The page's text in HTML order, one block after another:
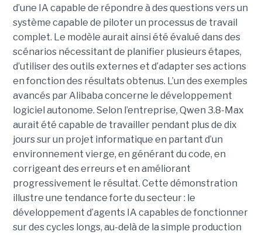
d’une IA capable de répondre à des questions vers un
système capable de piloter un processus de travail
complet. Le modèle aurait ainsi été évalué dans des
scénarios nécessitant de planifier plusieurs étapes,
d’utiliser des outils externes et d’adapter ses actions
en fonction des résultats obtenus. L’un des exemples
avancés par Alibaba concerne le développement
logiciel autonome. Selon l’entreprise, Qwen 3.8-Max
aurait été capable de travailler pendant plus de dix
jours sur un projet informatique en partant d’un
environnement vierge, en générant du code, en
corrigeant des erreurs et en améliorant
progressivement le résultat. Cette démonstration
illustre une tendance forte du secteur : le
développement d’agents IA capables de fonctionner
sur des cycles longs, au-delà de la simple production